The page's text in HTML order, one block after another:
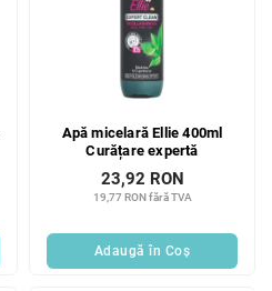
Apă micelară Ellie 400ml
Curățare expertă
19,77 RON fără TVA
23,92 RON
Adaugă în Coş